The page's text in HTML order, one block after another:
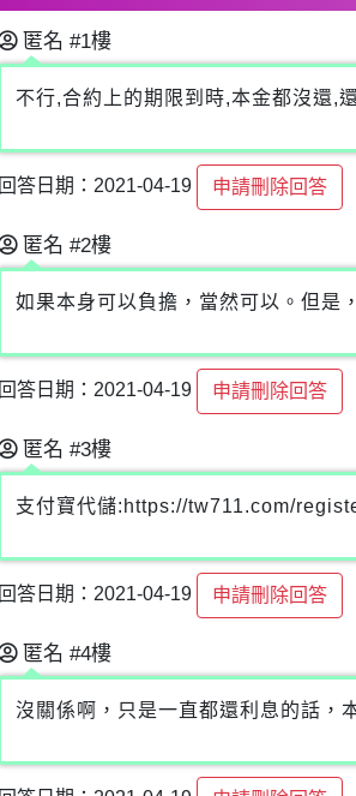
匿名 #1樓
不行,合約上的期限到時,本金都沒還,
回答日期：2021-04-19 申請刪除回答
匿名 #2樓
如果本身可以負擔，當然可以。但是
回答日期：2021-04-19 申請刪除回答
匿名 #3樓
支付寶代儲:https://tw711.com/
回答日期：2021-04-19 申請刪除回答
匿名 #4樓
沒關係啊，只是一直都還利息的話，